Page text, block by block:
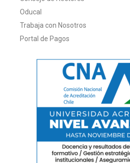
Oducal
Trabaja con Nosotros
Portal de Pagos